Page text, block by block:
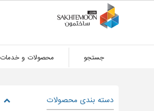
جستجو محصولات و خدمات
دسته بندی محصولات